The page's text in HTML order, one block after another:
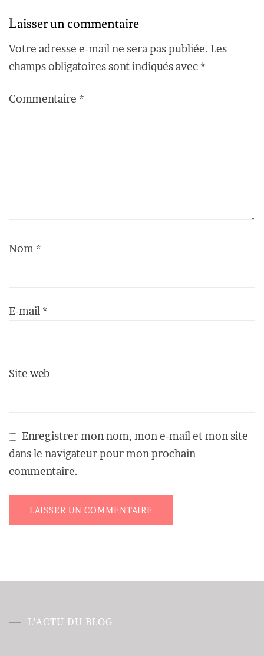
Laisser un commentaire
Votre adresse e-mail ne sera pas publiée. Les
champs obligatoires sont indiqués avec*
Commentaire *
Nom*
E-mail*
Site web
Enregistrer mon nom, mon e-mail et mon site
dans le navigateur pour mon prochain
commentaire.
L'ACTU DU BLOG